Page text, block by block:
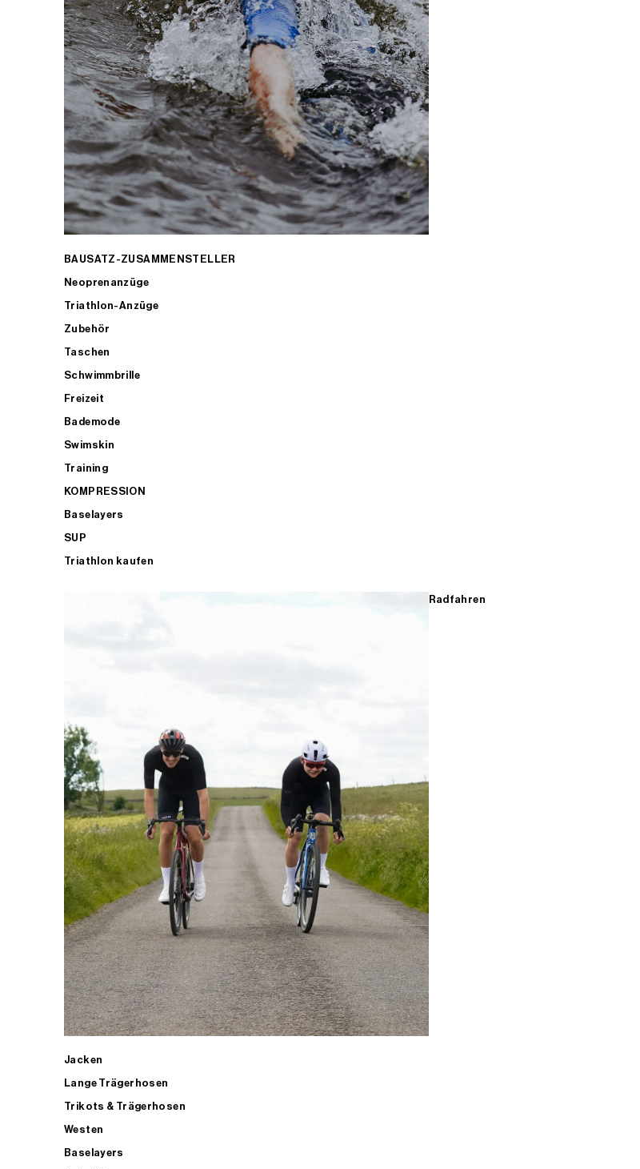
BAUSATZ-ZUSAMMENSTELLER
Neoprenanzüge
Triathlon-Anzüge
Zubehör
Taschen
Schwimmbrille
Freizeit
Bademode
Swimskin
Training
KOMPRESSION
Baselayers
SUP
Triathlon kaufen
Radfahren
Jacken
Lange Trägerhosen
Trikots & Trägerhosen
Westen
Baselayers